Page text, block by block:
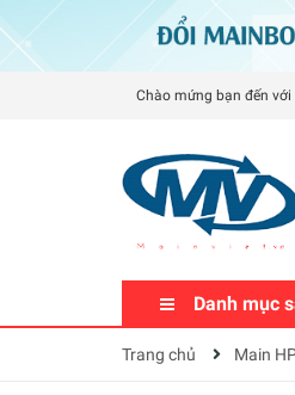
Chào mứng bạn đến với
Danh mục
Trang chủ Main